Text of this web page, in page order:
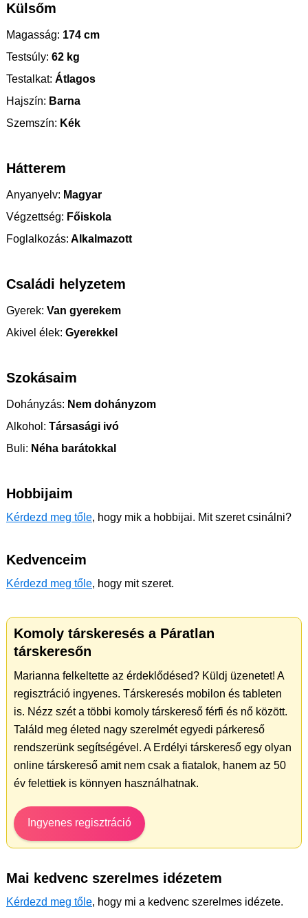
Külsőm
Magasság: 174 cm
Testsúly: 62 kg
Testalkat: Átlagos
Hajszín: Barna
Szemszín: Kék
Hátterem
Anyanyelv: Magyar
Végzettség: Főiskola
Foglalkozás: Alkalmazott
Családi helyzetem
Gyerek: Van gyerekem
Akivel élek: Gyerekkel
Szokásaim
Dohányzás: Nem dohányzom
Alkohol: Társasági ivó
Buli: Néha barátokkal
Hobbijaim
Kérdezd meg tőle, hogy mik a hobbijai. Mit szeret csinálni?
Kedvenceim
Kérdezd meg tőle, hogy mit szeret.
Komoly társkeresés a Páratlan
társkeresőn
Marianna felkeltette az érdeklődésed? Küldj üzenetet! A
regisztráció ingyenes. Társkeresés mobilon és tableten
is. Nézz szét a többi komoly társkereső férfi és nő között.
Találd meg életed nagy szerelmét egyedi párkereső
rendszerünk segítségével. A Erdélyi társkereső egy olyan
online társkereső amit nem csak a fiatalok, hanem az 50
év felettiek is könnyen használhatnak.
Ingyenes regisztráció
Mai kedvenc szerelmes idézetem
Kérdezd meg tőle, hogy mi a kedvenc szerelmes idézete.